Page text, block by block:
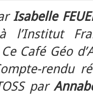
Isabelle
l’Institut
Café Géo
rendu
par